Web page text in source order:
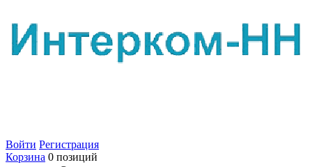
Войти Регистрация
Корзина 0 позиций